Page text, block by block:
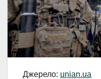
Джерело: unian.ua